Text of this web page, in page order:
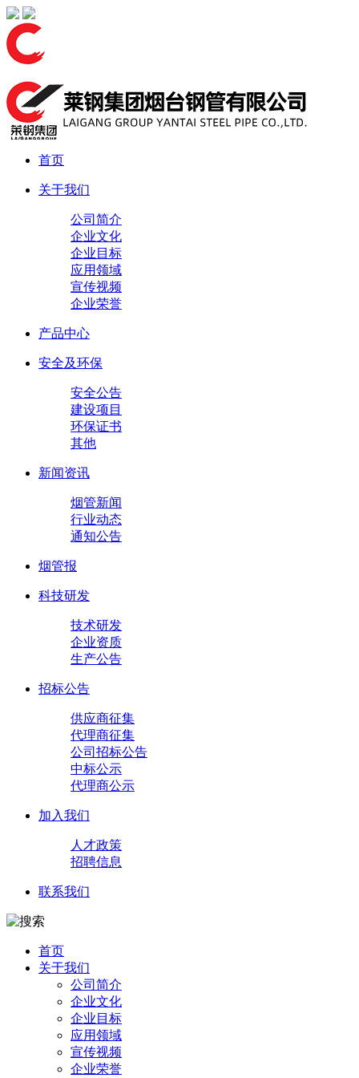
首页
关于我们
公司简介
企业文化
企业目标
应用领域
宣传视频
企业荣誉
产品中心
安全及环保
安全公告
建设项目
环保证书
其他
新闻资讯
烟管新闻
行业动态
通知公告
烟管报
科技研发
技术研发
企业资质
生产公告
招标公告
供应商征集
代理商征集
公司招标公告
中标公示
代理商公示
加入我们
人才政策
招聘信息
联系我们
首页
关于我们
公司简介
企业文化
企业目标
应用领域
宣传视频
企业荣誉